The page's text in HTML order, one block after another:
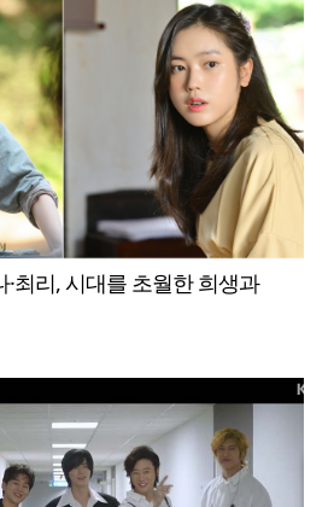
최리, 시대를 초월한 희생과